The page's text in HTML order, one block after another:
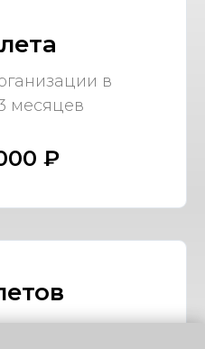
в
месяцев
₽